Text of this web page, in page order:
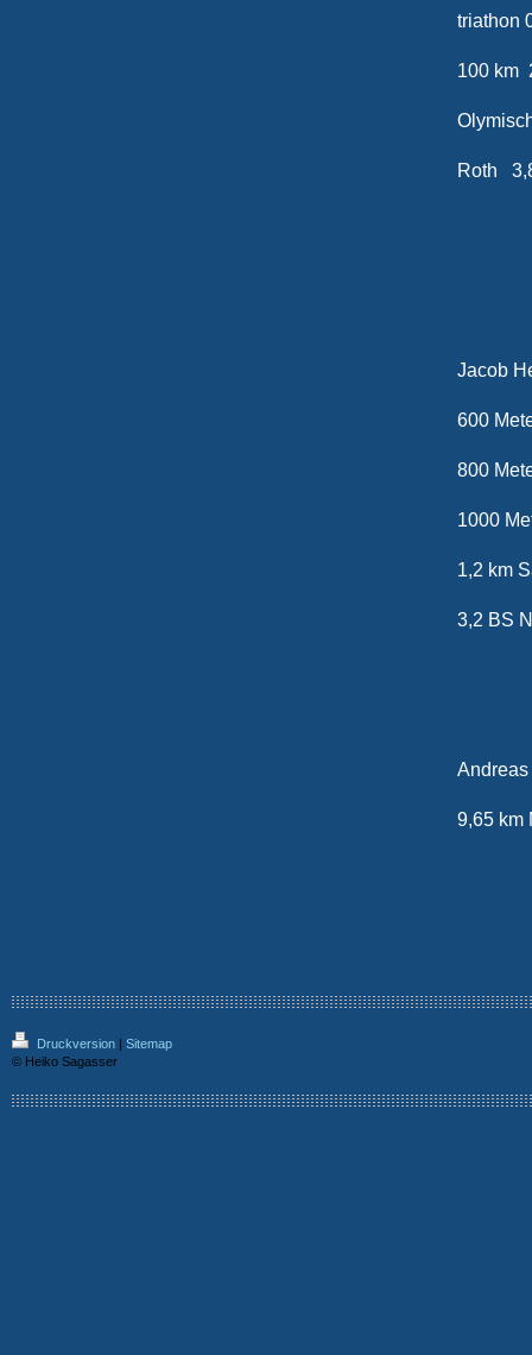
Roth
600
800
1,2
3,2
9,65
Druckversion | Sitemap
© Heiko Sagasser